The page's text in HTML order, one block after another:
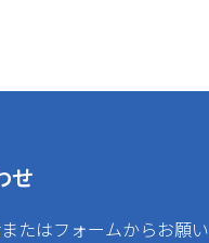
せ
たはフォームからお願い